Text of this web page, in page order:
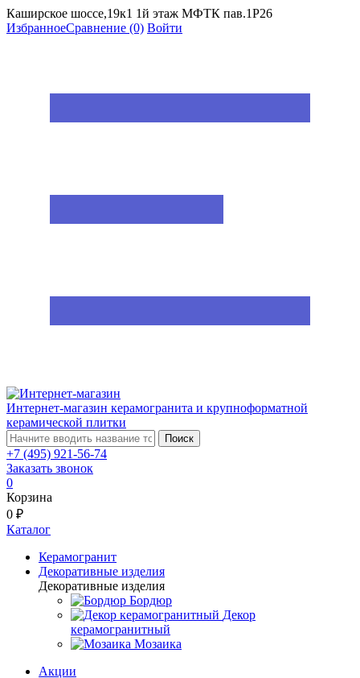
Каширское шоссе,19к1 1й этаж МФТК пав.1Р26
ИзбранноеСравнение (0) Войти
Интернет-магазин керамогранита и крупноформатной
керамической плитки
Поиск
+7 (495) 921-56-74
Заказать звонок
0
Корзина
0 ₽
Каталог
Керамогранит
Декоративные изделия
Декоративные изделия
Бордюр
Декор
керамогранитный
Мозаика
Акции